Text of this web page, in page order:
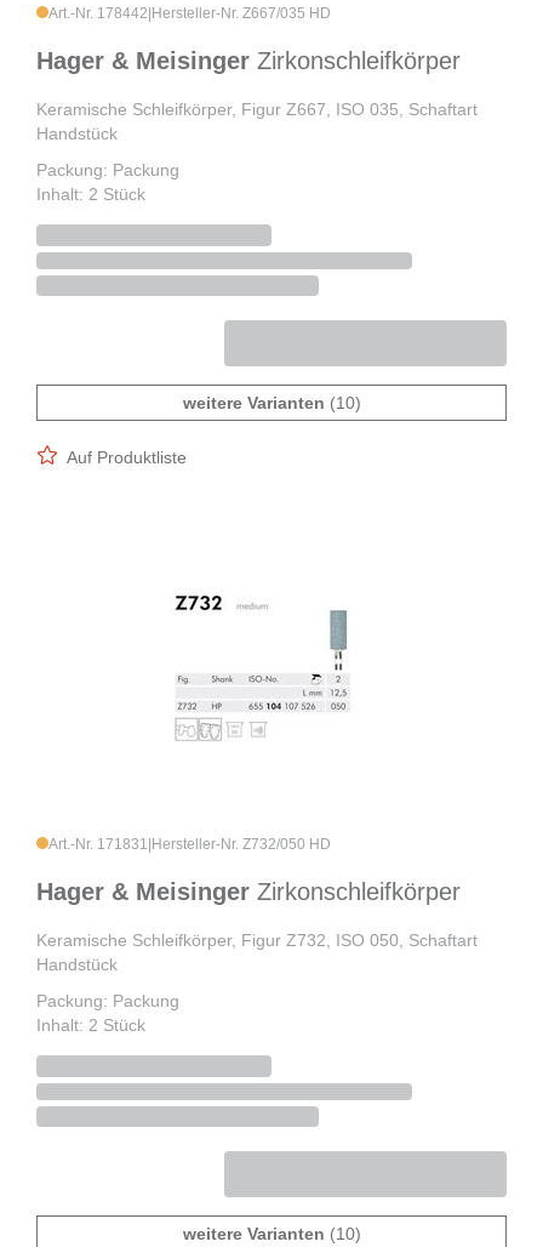
Art.-Nr. 178442 Hersteller-Nr. Z667/035 HD
Hager & Meisinger Zirkonschleifkörper
Keramische Schleifkörper, Figur Z667, ISO 035, Schaftart
Handstück
Packung: Packung
Inhalt: 2 Stück
weitere Varianten (10)
Auf Produktliste
Art.-Nr. 171831 Hersteller-Nr. Z732/050 HD
Hager & Meisinger Zirkonschleifkörper
Keramische Schleifkörper, Figur Z732, ISO 050, Schaftart
Handstück
Packung: Packung
Inhalt: 2 Stück
weitere Varianten (10)